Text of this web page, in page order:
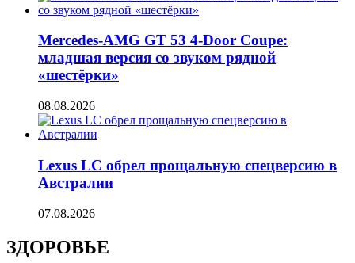
Mercedes-AMG GT 53 4-Door Coupe:
младшая версия со звуком рядной
«шестёрки»
08.08.2026
Lexus LC обрел прощальную спецверсию в
Австралии
07.08.2026
ЗДОРОВЬЕ